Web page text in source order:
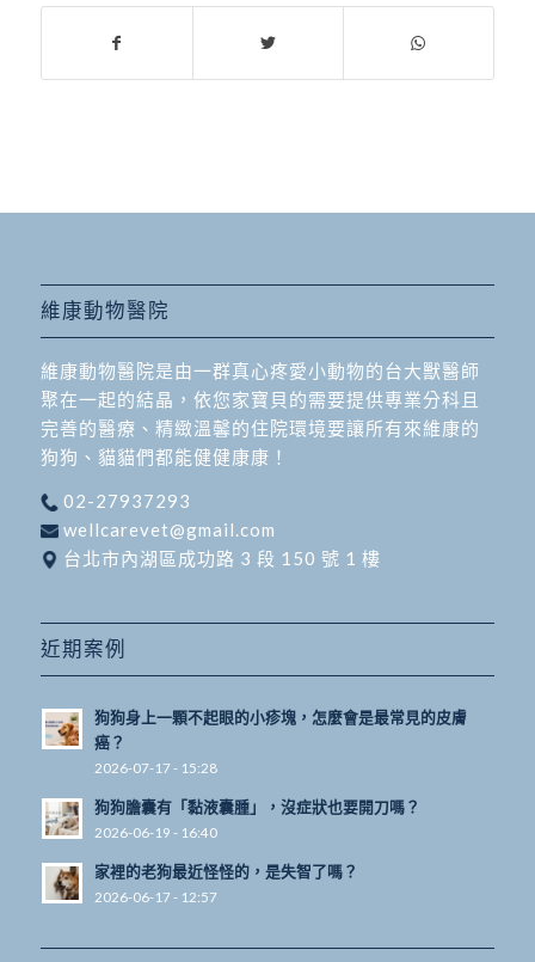
維康動物醫院
維康動物醫院是由一群真心疼愛小動物的台大獸醫師
聚在一起的結晶，依您家寶貝的需要提供專業分科且
完善的醫療、精緻溫馨的住院環境要讓所有來維康的
狗狗、貓貓們都能健健康康！
02-27937293
wellcarevet@gmail.com
台北市內湖區成功路 3 段 150 號 1 樓
近期案例
狗狗身上一顆不起眼的小疹塊，怎麼會是最常見的皮膚
癌？
2026-07-17 - 15:28
狗狗膽囊有「黏液囊腫」，沒症狀也要開刀嗎？
2026-06-19 - 16:40
家裡的老狗最近怪怪的，是失智了嗎？
2026-06-17 - 12:57